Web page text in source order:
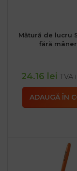
Mătură de lucru
fără mâner
24.16 lei TVA
ADAUGĂ ÎN